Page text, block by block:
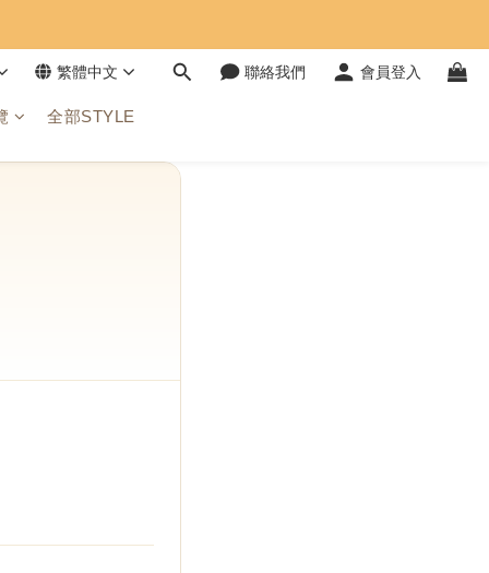
繁體中文 聯絡我們 會員登入
全部STYLE